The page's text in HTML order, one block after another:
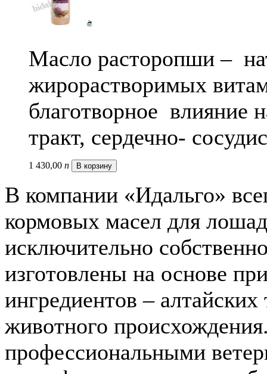
Масло расторопши –
жирорастворимых
благотворное влияние
тракт, сердечно-
1 430,00 п В корзину
В компании «Идальго»
кормовых масел для
исключительно
изготовлены на основе
ингредиентов –
животного
профессиональными